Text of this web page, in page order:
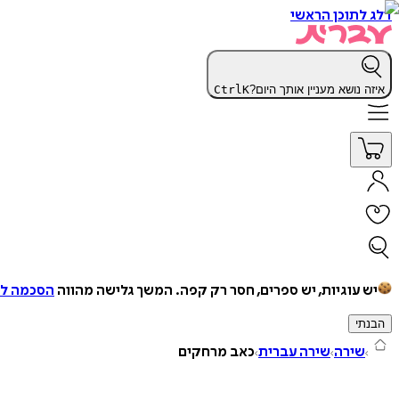
דלג לתוכן הראשי
איזה נושא מעניין אותך היום? CtrlK
יש עוגיות, יש ספרים, חסר רק קפה. המשך גלישה מהווה הסכמה
הבנתי
שירה שירה עברית כאב מרחקים